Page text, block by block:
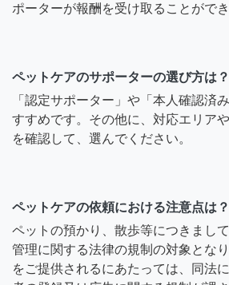
ポーターが報酬を受け取ることができ
ペットケアのサポーターの選び方は？
「認定サポーター」や「本人確認済
すすめです。その他に、対応エリア
を確認して、選んでください。
ペットケアの依頼における注意点は？
ペットの預かり、散歩等につきまし
管理に関する法律の規制の対象とな
をご提供されるにあたっては、同法